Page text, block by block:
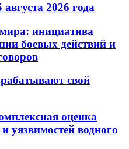
2026 года
инициатива
боевых действий и
свой
оценка
уязвимостей водного